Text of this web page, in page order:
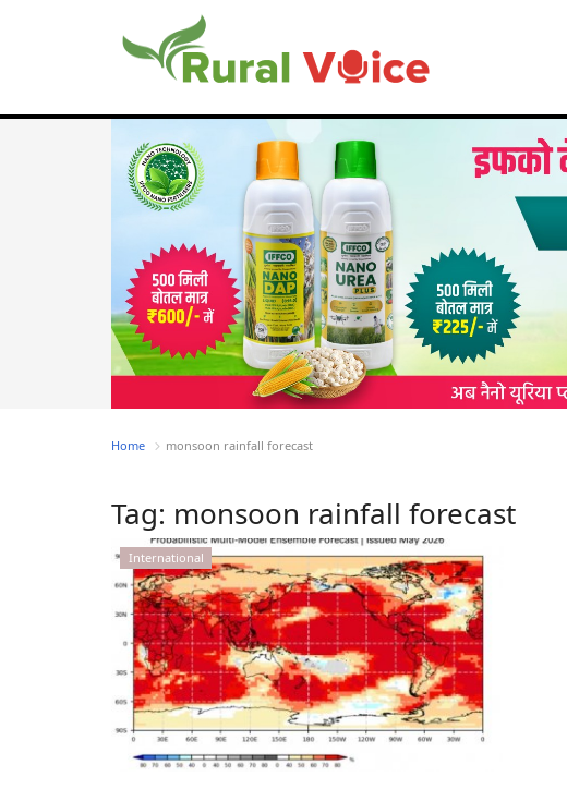
Home monsoon rainfall forecast
Tag: monsoon rainfall forecast
International